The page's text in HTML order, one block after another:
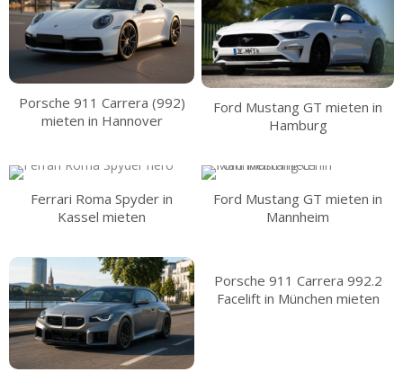
Porsche 911 Carrera (992)
mieten in Hannover
Ford Mustang GT mieten in
Hamburg
Ferrari Roma Spyder in
Kassel mieten
Ford Mustang GT mieten in
Mannheim
Porsche 911 Carrera 992.2
Facelift in München mieten